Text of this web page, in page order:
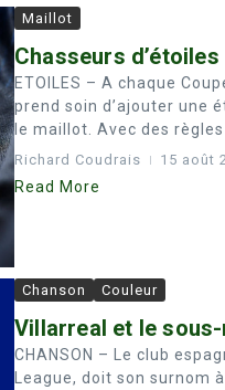
Maillot
Chasseurs d’étoiles
ETOILES – A chaque
prend soin d’ajouter une
le maillot. Avec des règles
Richard Coudrais 15 août
Read More
Chanson Couleur
Villarreal et le
CHANSON – Le club
League, doit son surnom